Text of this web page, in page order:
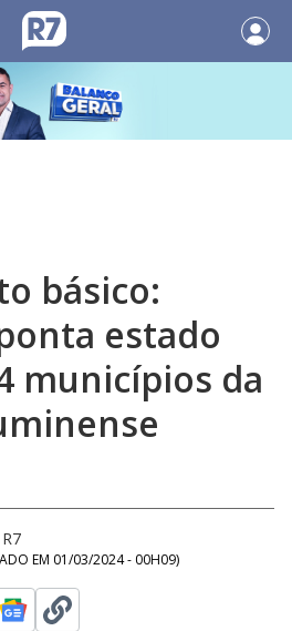
básico:
estado
municípios da
EM 01/03/2024 - 00H09)